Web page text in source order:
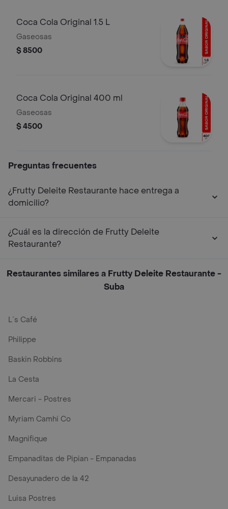
Coca Cola Original 1.5 L
Gaseosas
$ 8500
Coca Cola Original 400 ml
Gaseosas
$ 4500
Preguntas frecuentes
¿Frutty Deleite Restaurante hace entrega a
domicilio?
¿Cuál es la dirección de Frutty Deleite
Restaurante?
Restaurantes similares a Frutty Deleite Restaurante -
Suba
L´s Café
Philippe
Baskin Robbins
La Cesta
Mercari - Postres
Myriam Camhi Co
Magnifique
Empanaditas de Pipian - Empanadas
Desayunadero de la 42
Luisa Postres